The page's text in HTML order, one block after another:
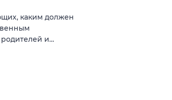
каким должен
и…